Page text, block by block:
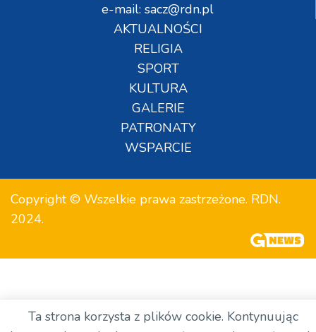
e-mail: sacz@rdn.pl
AKTUALNOŚCI
RELIGIA
SPORT
KULTURA
GALERIE
PATRONATY
WSPARCIE
Copyright © Wszelkie prawa zastrzeżone. RDN.
2024.
Ta strona korzysta z plików cookie. Kontynuując